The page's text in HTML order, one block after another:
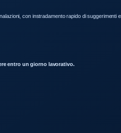
con instradamento rapido di suggerimenti e
entro un giorno lavorativo.